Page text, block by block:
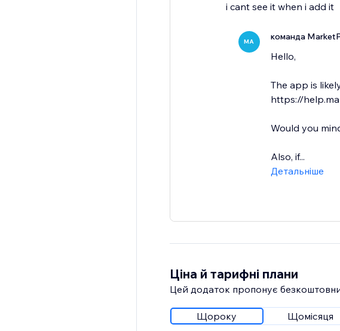
i cant see it when i add it
MA команда
Hello,
The app is
https://
Would you
Also, if...
Детальніше
Ціна й тарифні плани
Цей додаток пропонує
Щороку Щомісяця